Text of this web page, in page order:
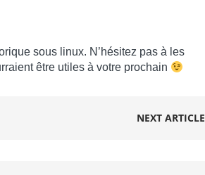
sous linux. N’hésitez pas à les
être utiles à votre prochain
NEXT ARTICLE